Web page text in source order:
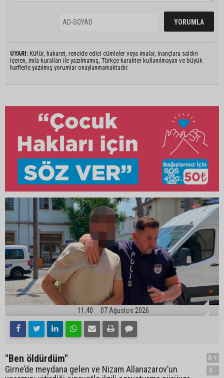
UYARI: Küfür, hakaret, rencide edici cümleler veya imalar, inançlara saldırı
içeren, imla kuralları ile yazılmamış, Türkçe karakter kullanılmayan ve büyük
harflerle yazılmış yorumlar onaylanmamaktadır.
11:40 07 Ağustos 2026
"Ben öldürdüm"
Girne’de meydana gelen ve Nizam Allanazarov’un
A+
A-